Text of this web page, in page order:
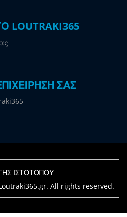
LOUTRAKI365
ΣΑΣ
ΙΣΤΟΤΟΠΟΥ
All rights reserved.